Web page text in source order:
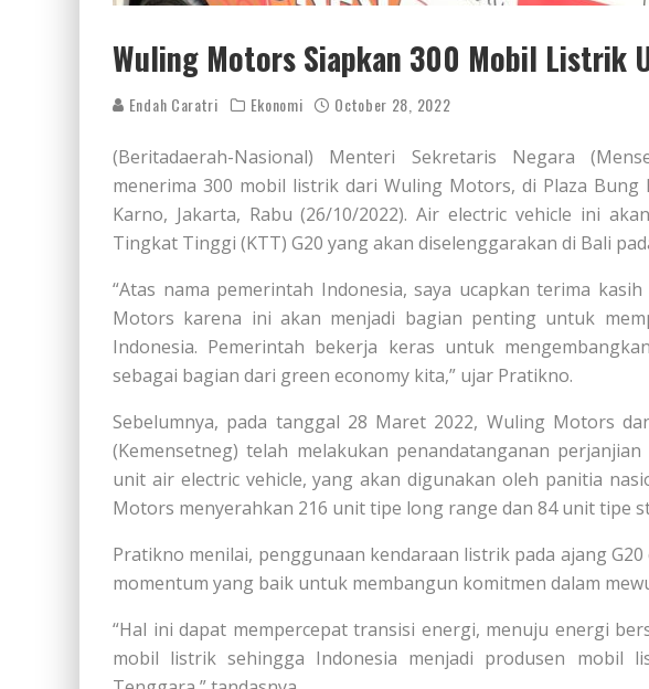
Wuling Motors Siapkan 300 Mobil Listrik
Endah Caratri Ekonomi October 28, 2022
(Beritadaerah-Nasional) Menteri Sekretaris Negara
menerima 300 mobil listrik dari Wuling Motors, di Plaza Bung
Karno, Jakarta, Rabu (26/10/2022). Air electric vehicle ini
Tingkat Tinggi (KTT) G20 yang akan diselenggarakan di Bali
“Atas nama pemerintah Indonesia, saya ucapkan terima
Motors karena ini akan menjadi bagian penting untuk
Indonesia. Pemerintah bekerja keras untuk
sebagai bagian dari green economy kita,” ujar Pratikno.
Sebelumnya, pada tanggal 28 Maret 2022, Wuling Motors
(Kemensetneg) telah melakukan penandatanganan
unit air electric vehicle, yang akan digunakan oleh panitia
Motors menyerahkan 216 unit tipe long range dan 84 unit tipe
Pratikno menilai, penggunaan kendaraan listrik pada ajang
momentum yang baik untuk membangun komitmen dalam
“Hal ini dapat mempercepat transisi energi, menuju energi
mobil listrik sehingga Indonesia menjadi produsen mobil